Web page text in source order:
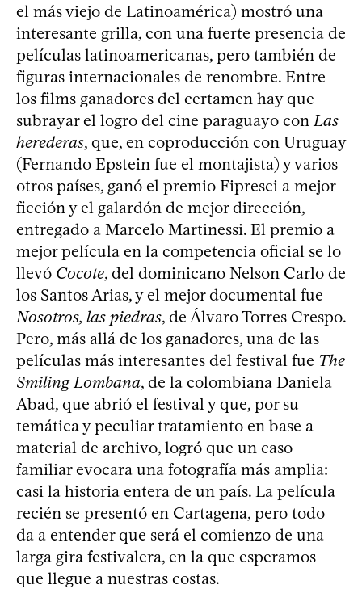
el más viejo de Latinoamérica) mostró una
interesante grilla, con una fuerte presencia de
películas latinoamericanas, pero también de
figuras internacionales de renombre. Entre
los films ganadores del certamen hay que
subrayar el logro del cine paraguayo con Las
herederas, que, en coproducción con Uruguay
(Fernando Epstein fue el montajista) y varios
otros países, ganó el premio Fipresci a mejor
ficción y el galardón de mejor dirección,
entregado a Marcelo Martinessi. El premio a
mejor película en la competencia oficial se lo
llevó Cocote, del dominicano Nelson Carlo de
los Santos Arias, y el mejor documental fue
Nosotros, las piedras, de Álvaro Torres Crespo.
Pero, más allá de los ganadores, una de las
películas más interesantes del festival fue The
Smiling Lombana, de la colombiana Daniela
Abad, que abrió el festival y que, por su
temática y peculiar tratamiento en base a
material de archivo, logró que un caso
familiar evocara una fotografía más amplia:
casi la historia entera de un país. La película
recién se presentó en Cartagena, pero todo
da a entender que será el comienzo de una
larga gira festivalera, en la que esperamos
que llegue a nuestras costas.